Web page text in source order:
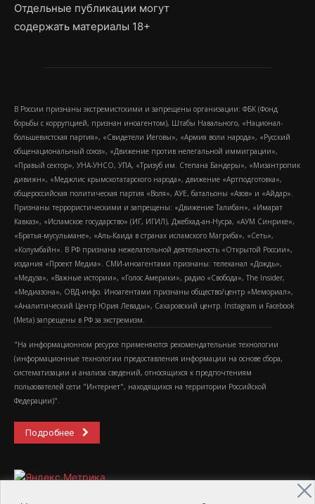
Отдельные публикации могут
содержать материалы 18+
В России признаны экстремистскими и запрещены организации: ФБК (Фонд
борьбы с коррупцией, признан иноагентом), Штабы Навального, «Национал-
большевистская партия», «Свидетели Иеговы», «Армия воли народа», «Русский
общенациональный союз», «Движение против нелегальной иммиграции»,
«Правый сектор», УНА-УНСО, УПА, «Тризуб им. Степана Бандеры», «Мизантропик
дивижн», «Меджлис крымскотатарского народа», движение «Артподготовка»,
общероссийская политическая партия «Воля», АУЕ, батальоны «Азов» и «Айдар».
Признаны террористическими и запрещены: «Движение Талибан», «Имарат
Кавказ», «Исламское государство» (ИГ, ИГИЛ), Джебхад-ан-Нусра, «АУМ Синрике»,
«Братья-мусульмане», «Аль-Каида в странах исламского Магриба», «Сеть»,
«Колумбайн». В РФ признана нежелательной деятельность «Открытой России»,
издания «Проект Медиа». СМИ-иноагентами признаны: телеканал «Дождь»,
«Медуза», «Важные истории», «Голос Америки», радио «Свобода», The Insider,
«Медиазона», ОВД-инфо. Иноагентами признаны общество/центр «Мемориал»,
«Аналитический Центр Юрия Левады», Сахаровский центр. Instagram и Facebook
(Metа) запрещены в РФ за экстремизм.
"На информационном ресурсе применяются рекомендательные технологии
(информационные технологии предоставления информации на основе сбора,
систематизации и анализа сведений, относящихся к предпочтениям
пользователей сети "Интернет", находящихся на территории Российской
Федерации)".
Подробнее